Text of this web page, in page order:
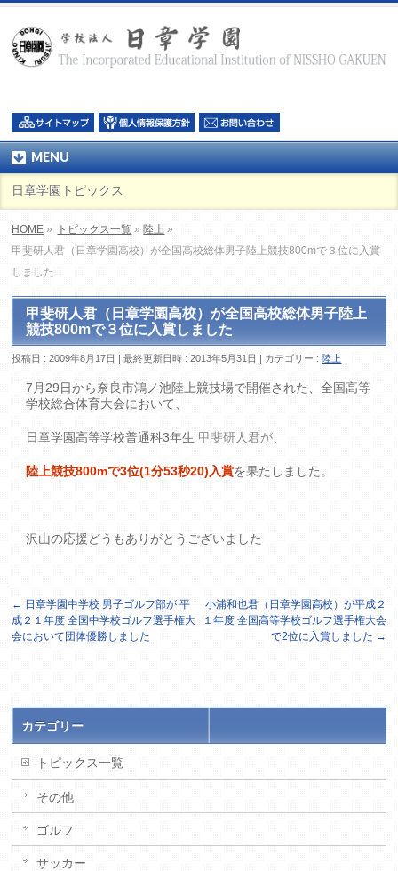
MENU
日章学園トピックス
HOME » トピックス一覧 »陸上 »
甲斐研人君（日章学園高校）が全国高校総体男子陸上競技800mで３位に入賞
しました
甲斐研人君（日章学園高校）が全国高校総体男子陸上
競技800mで３位に入賞しました
投稿日 : 2009年8月17日 最終更新日時 : 2013年5月31日 カテゴリー :陸上
7月29日から奈良市鴻ノ池陸上競技場で開催された、全国高等
学校総合体育大会において、
日章学園高等学校普通科3年生 甲斐研人君が、
陸上競技800mで3位(1分53秒20)入賞を果たしました。
沢山の応援どうもありがとうございました
← 日章学園中学校 男子ゴルフ部が 平
成２１年度 全国中学校ゴルフ選手権大
会において団体優勝しました
小浦和也君（日章学園高校）が平成２
１年度 全国高等学校ゴルフ選手権大会
で2位に入賞しました →
カテゴリー
トピックス一覧
その他
ゴルフ
サッカー